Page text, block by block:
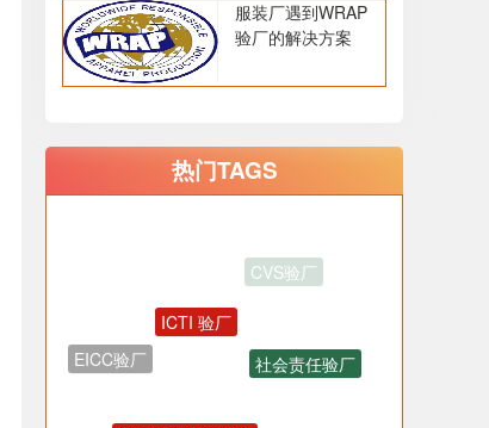
服装厂遇到WRAP
验厂的解决方案
热门TAGS
EICC验厂